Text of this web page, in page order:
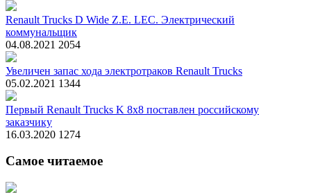
Renault Trucks D Wide Z.E. LEC. Электрический
коммунальщик
04.08.2021 2054
Увеличен запас хода электротраков Renault Trucks
05.02.2021 1344
Первый Renault Trucks K 8х8 поставлен российскому
заказчику
16.03.2020 1274
Самое читаемое